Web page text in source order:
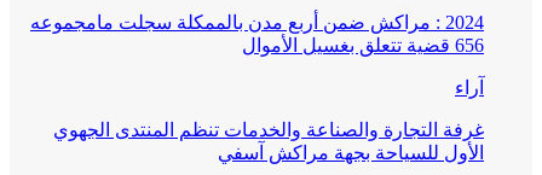
2024 : مراكش ضمن أربع مدن بالممكلة سجلت مامجموعه
656 قضية تتعلق بغسيل الأموال
آراء
غرفة التجارة والصناعة والخدمات تنظم المنتدى الجهوي
الأول للسياحة بجهة مراكش آسفي